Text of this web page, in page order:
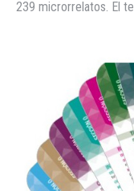
239 microrrelatos. El